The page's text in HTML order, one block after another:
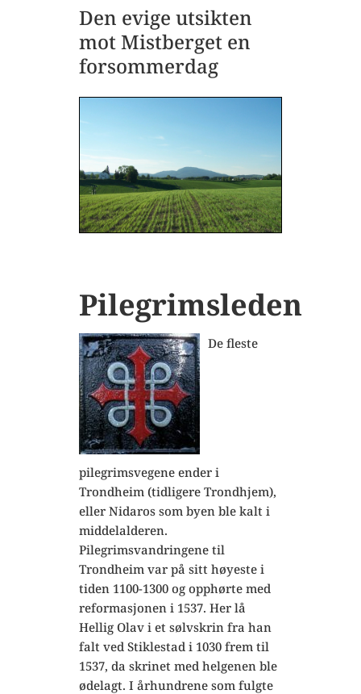
Den evige utsikten
mot Mistberget en
forsommerdag
Pilegrimsleden
De fleste
pilegrimsvegene ender i
Trondheim (tidligere Trondhjem),
eller Nidaros som byen ble kalt i
middelalderen.
Pilegrimsvandringene til
Trondheim var på sitt høyeste i
tiden 1100-1300 og opphørte med
reformasjonen i 1537. Her lå
Hellig Olav i et sølvskrin fra han
falt ved Stiklestad i 1030 frem til
1537, da skrinet med helgenen ble
ødelagt. I århundrene som fulgte